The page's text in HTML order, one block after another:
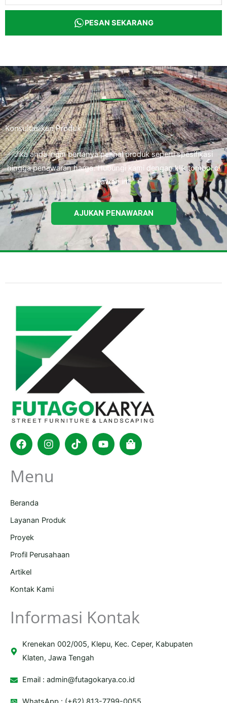
PESAN SEKARANG
Konsultasikan Produk
Jika anda ingin bertanya perihal produk seperti spesifikasi
hingga penawaran harga. Hubungi kami dengan klik tombol di
bawah ini.
AJUKAN PENAWARAN
FacebookInstagram
TiktokYoutubeShopping-
bag
Menu
Beranda
Layanan Produk
Proyek
Profil Perusahaan
Artikel
Kontak Kami
Informasi Kontak
Krenekan 002/005, Klepu, Kec. Ceper, Kabupaten
Klaten, Jawa Tengah
Email :admin@futagokarya.co.id